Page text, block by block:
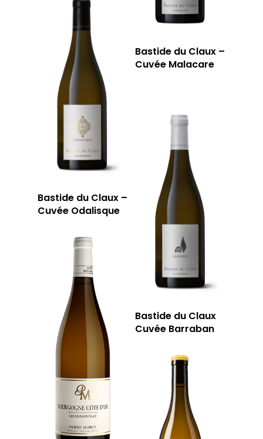
Bastide du Claux –
Cuvée Malacare
Bastide du Claux –
Cuvée Odalisque
Bastide du Claux
Cuvée Barraban